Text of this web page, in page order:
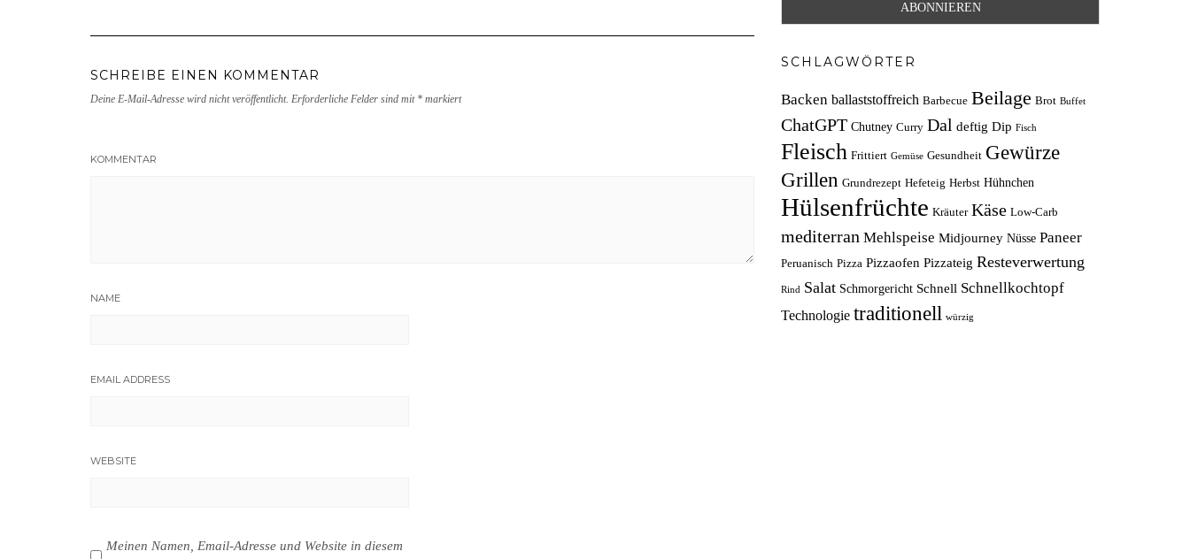
SCHREIBE EINEN KOMMENTAR
Deine E-Mail-Adresse wird nicht veröffentlicht. Erforderliche Felder sind mit * markiert
KOMMENTAR
NAME
EMAIL ADDRESS
WEBSITE
Meinen Namen, Email-Adresse und Website in diesem
SCHLAGWÖRTER
Backen ballaststoffreich Barbecue Beilage Brot Buffet
ChatGPT Chutney Curry Dal deftig Dip Fisch
Fleisch Frittiert Gemüse Gesundheit Gewürze
Grillen Grundrezept Hefeteig Herbst Hühnchen
Hülsenfrüchte Kräuter Käse Low-Carb
mediterran Mehlspeise Midjourney Nüsse Paneer
Peruanisch Pizza Pizzaofen Pizzateig Resteverwertung
Rind Salat Schmorgericht Schnell Schnellkochtopf
Technologie traditionell würzig